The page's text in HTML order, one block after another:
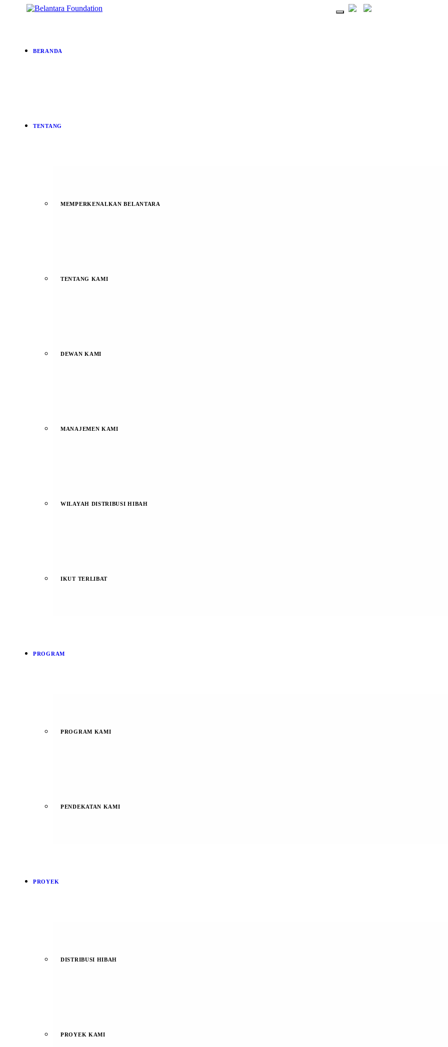
BERANDA
TENTANG
MEMPERKENALKAN BELANTARA
TENTANG KAMI
DEWAN KAMI
MANAJEMEN KAMI
WILAYAH DISTRIBUSI HIBAH
IKUT TERLIBAT
PROGRAM
PROGRAM KAMI
PENDEKATAN KAMI
PROYEK
DISTRIBUSI HIBAH
PROYEK KAMI